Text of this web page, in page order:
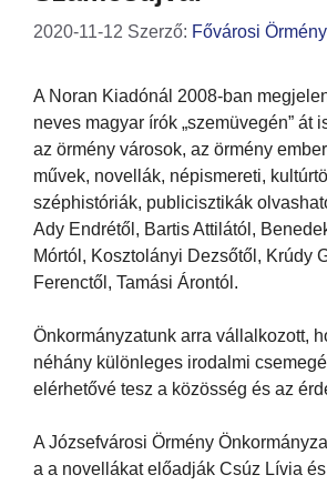
2020-11-12 Szerző: Fővárosi
A Noran Kiadónál 2008-ban
neves magyar írók „szemüvegén” át
az örmény városok, az örmény
művek, novellák, népismereti,
széphistóriák, publicisztikák
Ady Endrétől, Bartis Attilától,
Mórtól, Kosztolányi Dezsőtől, Krúdy
Ferenctől, Tamási Árontól.
Önkormányzatunk arra vállalkozott,
néhány különleges irodalmi
elérhetővé tesz a közösség és az
A Józsefvárosi Örmény
a a novellákat előadják Csúz Lívia